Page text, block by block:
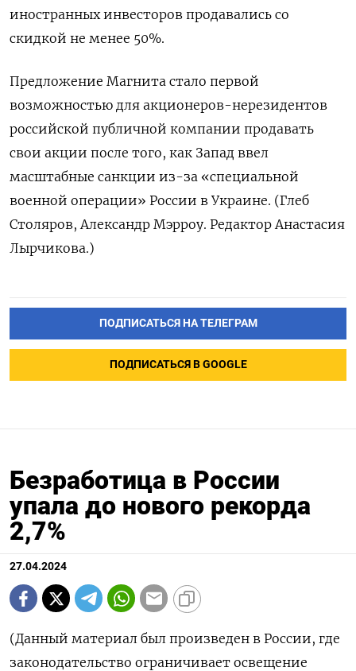
иностранных инвесторов продавались со
скидкой не менее 50%.
Предложение Магнита стало первой
возможностью для акционеров-нерезидентов
российской публичной компании продавать
свои акции после того, как Запад ввел
масштабные санкции из-за «специальной
военной операции» России в Украине. (Глеб
Столяров, Александр Мэрроу. Редактор Анастасия
Лырчикова.)
ПОДПИСАТЬСЯ НА ТЕЛЕГРАМ
ПОДПИСАТЬСЯ В GOOGLE
Безработица в России
упала до нового рекорда
2,7%
27.04.2024
(Данный материал был произведен в России, где
законодательство ограничивает освещение